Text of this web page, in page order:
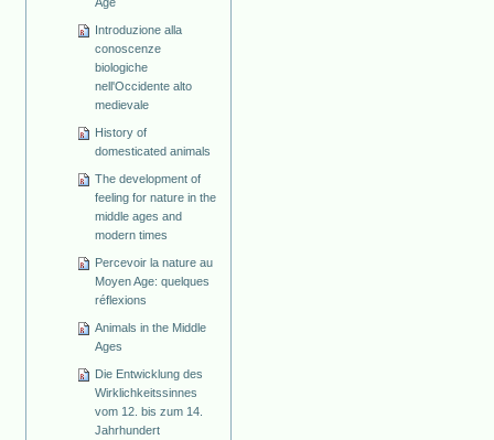
Introduzione alla
conoscenze
biologiche
nell'Occidente alto
medievale
History of
domesticated animals
The development of
feeling for nature in the
middle ages and
modern times
Percevoir la nature au
Moyen Age: quelques
réflexions
Animals in the Middle
Ages
Die Entwicklung des
Wirklichkeitssinnes
vom 12. bis zum 14.
Jahrhundert